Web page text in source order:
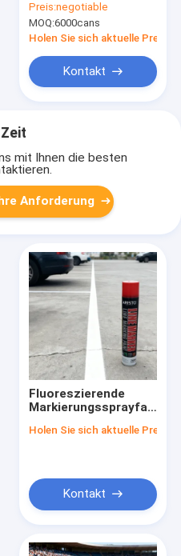
500ml/750ml mit CFC
geben frei
Preis:negotiable
MOQ:6000cans
Holen Sie sich aktuelle Preis
Kontakt
mit Ihnen die besten
Anforderung
Fluoreszierende
Markierungssprayfarbe
akzeptabel und
Außenbereich
Holen Sie sich aktuelle Preis
Kontakt